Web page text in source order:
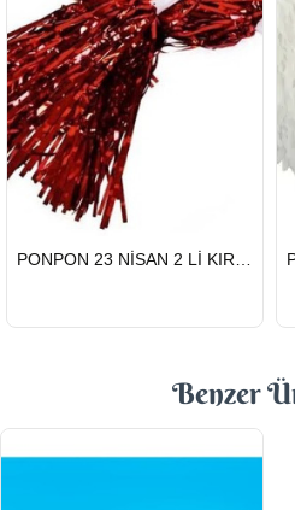
HIZLI
GÖNDERİ
PONPON 23 NİSAN 2 Lİ KIRMIZI
Benzer